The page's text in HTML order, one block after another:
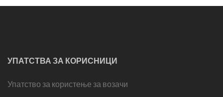
УПАТСТВА ЗА КОРИСНИЦИ
Упатство за користење за возачи